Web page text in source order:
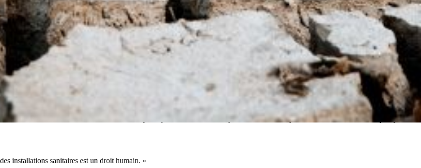
sur le territoire.
d’eau, sont loin d’être à la hauteur de la crise.
24h pour tenir en attendant la saison des pluies risque d’entrainer une grave crise sanitaire.
actions immédiates et des investissements pour que les habitants du département ne soient plus confrontés à ces dramatiques pénurie
installations sanitaires est un droit humain. »